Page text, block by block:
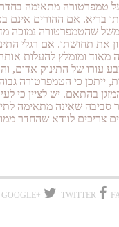
טמפרטורה מתאימה בחדר
בריא. אם ההורים אינם
שהטמפרטורה נמוכה
את תחושתו. אם רגלי
מאוד ומומלץ להעלות
עורו של התינוק אדום,
ייתכן כי הטמפרטורה
בהתאם. יש לציין כי
סביבה שאינה מתאימה
צריכים לוודא שהחדר
+GOOGLE TWITTER